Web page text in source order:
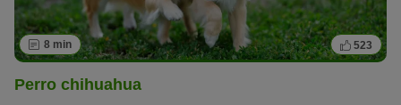
8 min 523
Perro chihuahua